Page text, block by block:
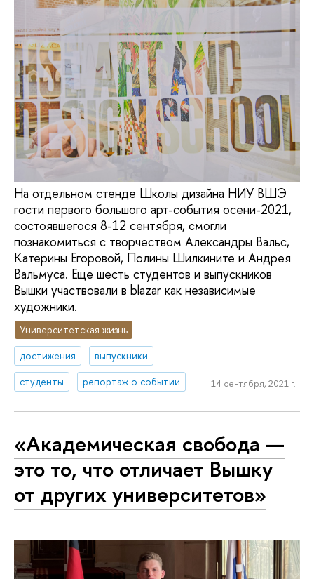
На отдельном стенде Школы дизайна НИУ ВШЭ
гости первого большого арт-события осени-2021,
состоявшегося 8-12 сентября, смогли
познакомиться с творчеством Александры Вальс,
Катерины Егоровой, Полины Шилкините и Андрея
Вальмуса. Еще шесть студентов и выпускников
Вышки участвовали в blazar как независимые
художники.
Университетская жизнь
достижения
выпускники
студенты
репортаж о событии 14 сентября, 2021 г.
«Академическая свобода —
это то, что отличает Вышку
от других университетов»